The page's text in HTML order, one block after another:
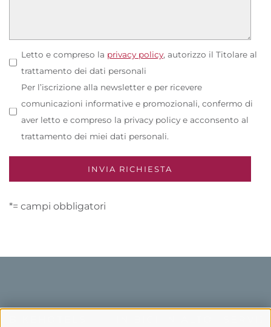
Letto e compreso la privacy policy, autorizzo il Titolare al
trattamento dei dati personali
Per l’iscrizione alla newsletter e per ricevere
comunicazioni informative e promozionali, confermo di
aver letto e compreso la privacy policy e acconsento al
trattamento dei miei dati personali.
*= campi obbligatori